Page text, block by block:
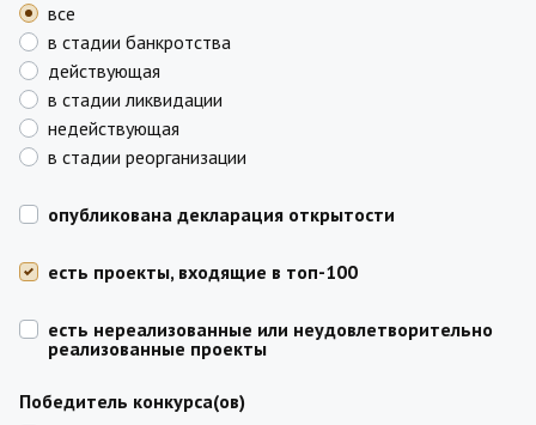
все
в стадии банкротства
действующая
в стадии ликвидации
недействующая
в стадии реорганизации
опубликована декларация открытости
есть проекты, входящие в топ-100
есть нереализованные или неудовлетворительно
реализованные проекты
Победитель конкурса(ов)